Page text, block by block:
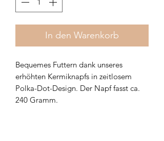
In den Warenkorb
Bequemes Futtern dank unseres
erhöhten Kermiknapfs in zeitlosem
Polka-Dot-Design. Der Napf fasst ca.
240 Gramm.